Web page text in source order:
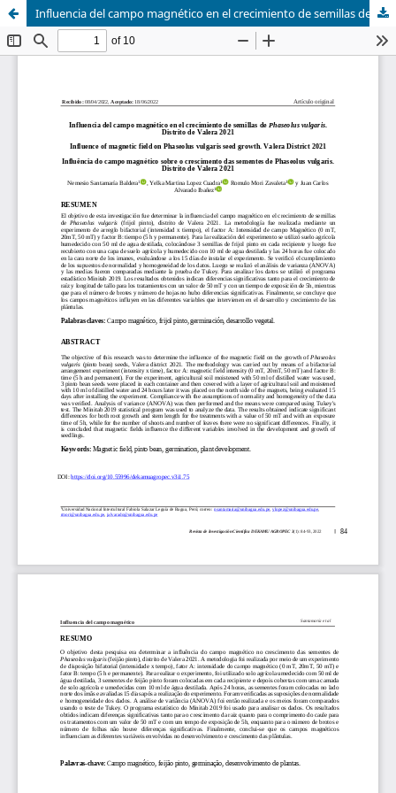
Influencia del campo magnético en el crecimiento de semillas de Phaseolus vulgaris. Distrito de Valera 2021